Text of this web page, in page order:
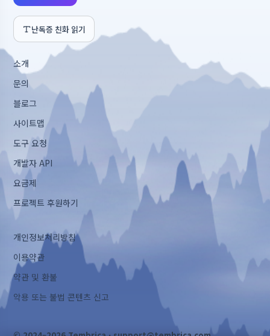
난독증 친화 읽기
소개
문의
블로그
사이트맵
도구 요청
개발자 API
요금제
프로젝트 후원하기
개인정보처리방침
이용약관
약관 및 환불
악용 또는 불법 콘텐츠 신고